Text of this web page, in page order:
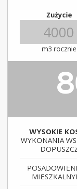
Zużycie
m3 rocznie
WYSOKIE
WYKONANIA